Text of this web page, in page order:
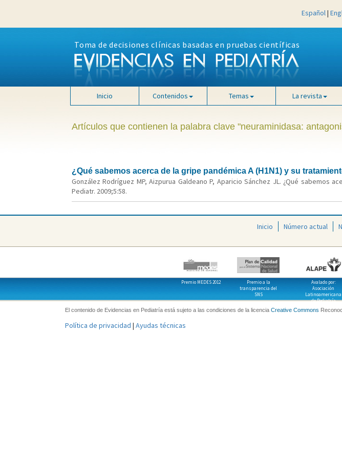
Español|
Toma de decisiones clínicas basadas en pruebas científicas
Inicio Contenidos Temas La revista
Artículos que contienen la palabra clave "neuraminidasa:
¿Qué sabemos acerca de la gripe pandémica A (H1N1) y su
González Rodríguez MP, Aizpurua Galdeano P, Aparicio Sánchez JL. ¿Qué sabemos
Pediatr. 2009;5:58.
Inicio Número actual
Premio MEDES 2012
Premio a la
transparencia del
SNS
Avalado por:
Asociación
Latinoamericana
de Pediatría
El contenido de Evidencias en Pediatría está sujeto a las condiciones de la licencia Creative Commons
Política de privacidad | Ayudas técnicas